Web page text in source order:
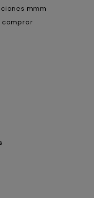
mmm
comprar